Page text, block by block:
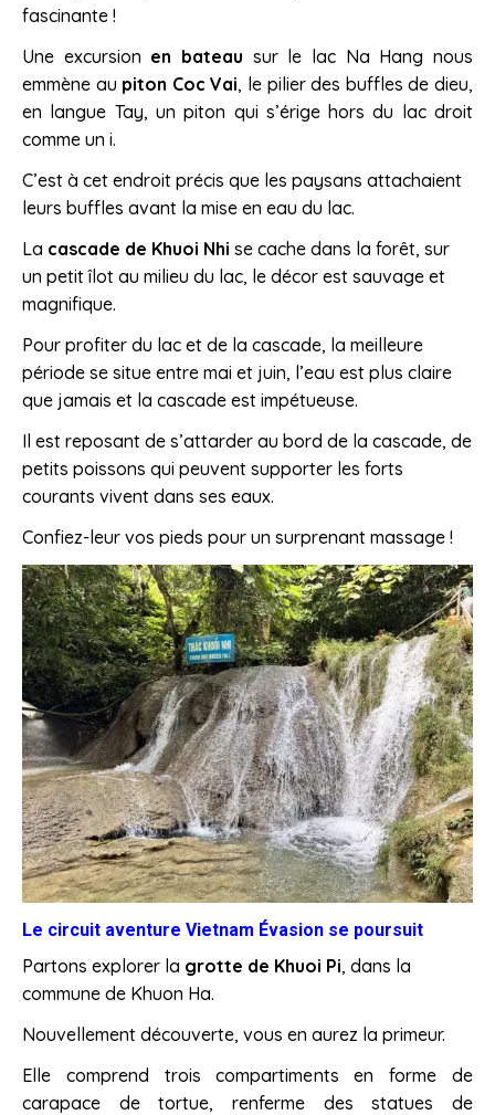
fascinante !
Une excursion en bateau sur le lac Na Hang nous
emmène au piton Coc Vai, le pilier des buffles de dieu,
en langue Tay, un piton qui s’érige hors du lac droit
comme un i.
C’est à cet endroit précis que les paysans attachaient
leurs buffles avant la mise en eau du lac.
La cascade de Khuoi Nhi se cache dans la forêt, sur
un petit îlot au milieu du lac, le décor est sauvage et
magnifique.
Pour profiter du lac et de la cascade, la meilleure
période se situe entre mai et juin, l’eau est plus claire
que jamais et la cascade est impétueuse.
Il est reposant de s’attarder au bord de la cascade, de
petits poissons qui peuvent supporter les forts
courants vivent dans ses eaux.
Confiez-leur vos pieds pour un surprenant massage !
Le circuit aventure Vietnam Évasion se poursuit
Partons explorer la grotte de Khuoi Pi, dans la
commune de Khuon Ha.
Nouvellement découverte, vous en aurez la primeur.
Elle comprend trois compartiments en forme de
carapace de tortue, renferme des statues de